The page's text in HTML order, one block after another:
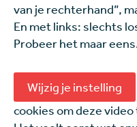
van je rechterhand”,
En met links: slechts
Probeer het maar
Wijzig je instelling
cookies om deze